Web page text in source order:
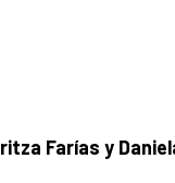
Farías y